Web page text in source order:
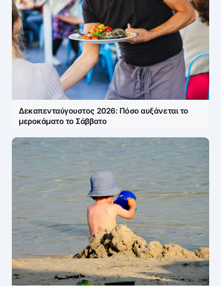
Δεκαπενταύγουστος 2026: Πόσο αυξάνεται το
μεροκάματο το Σάββατο